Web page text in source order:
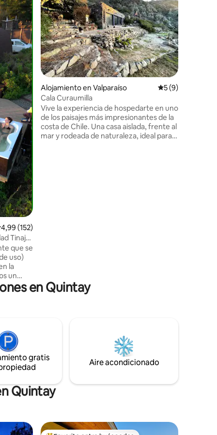
promedio: 4,99 de 5. 152 evaluaciones
4,99 (152)
Tinaja)
que se
uso)
la
un
con
y
una
y
Alojamiento en Valparaíso Calificación
5 (9)
Cala Curaumilla
Vive la experiencia de hospedarte en uno
de los paisajes más impresionantes de la
costa de Chile. Una casa aislada, frente al
mar y rodeada de naturaleza, ideal para
en Quintay
gratis
Aire acondicionado
Quintay